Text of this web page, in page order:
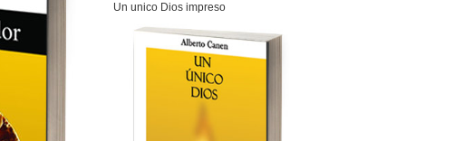
Un unico Dios impreso